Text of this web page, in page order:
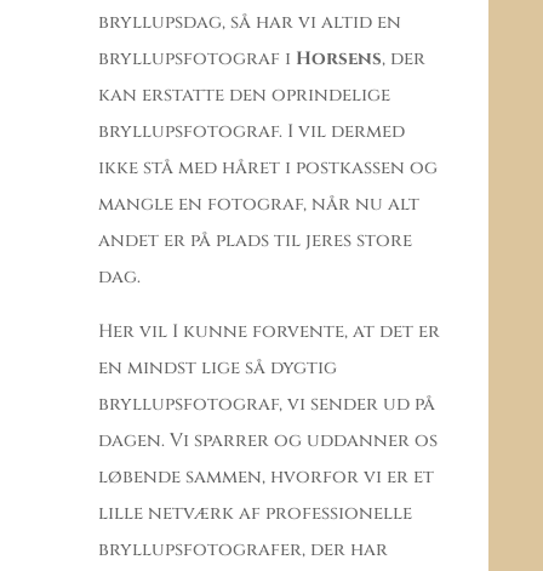
bryllupsdag, så har vi altid en
bryllupsfotograf i Horsens, der
kan erstatte den oprindelige
bryllupsfotograf. I vil dermed
ikke stå med håret i postkassen og
mangle en fotograf, når nu alt
andet er på plads til jeres store
dag.
Her vil I kunne forvente, at det er
en mindst lige så dygtig
bryllupsfotograf, vi sender ud på
dagen. Vi sparrer og uddanner os
løbende sammen, hvorfor vi er et
lille netværk af professionelle
bryllupsfotografer, der har